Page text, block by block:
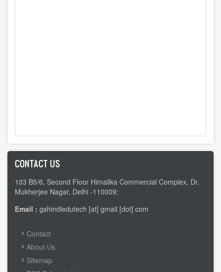
CONTACT US
103 B5/6, Second Floor Himalika Commercial Complex, Dr.
Mukherjee Nagar, Delhi -110009;
Email : gshindiedutech [at] gmail [dot] com
FOOTER
MENU
Contact
About Us
Sitemap